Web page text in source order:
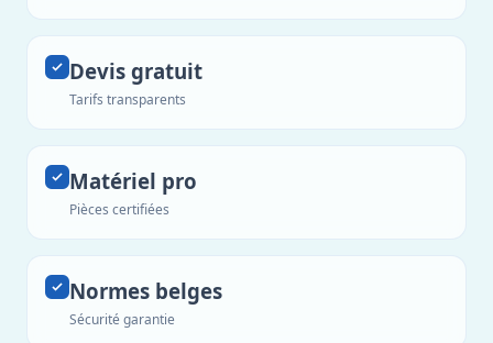
Devis gratuit
Tarifs transparents
Matériel pro
Pièces certifiées
Normes belges
Sécurité garantie